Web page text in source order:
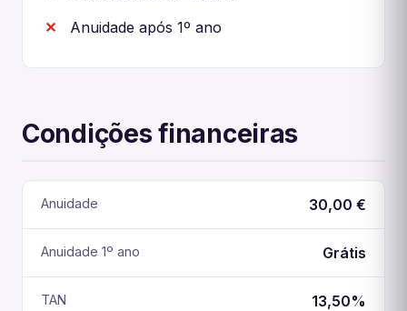
Anuidade após 1º ano
Condições financeiras
Anuidade 30,00 €
Anuidade 1º ano Grátis
TAN 13,50%